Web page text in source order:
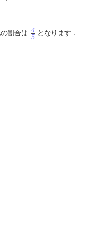
割合は 4
5
となります．